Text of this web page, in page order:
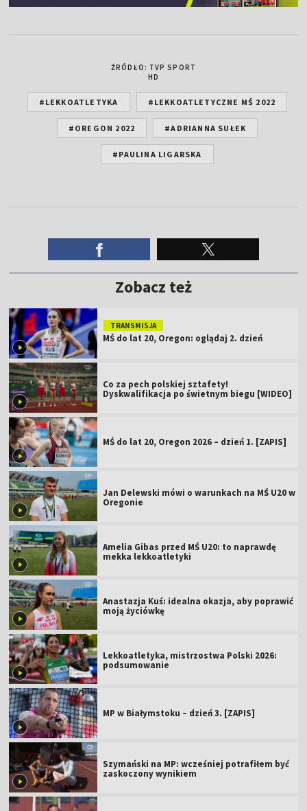
ŹRÓDŁO: TVP SPORT
HD
#LEKKOATLETYKA #LEKKOATLETYCZNE MŚ 2022
#OREGON 2022 #ADRIANNA SUŁEK
#PAULINA LIGARSKA
Zobacz też
TRANSMISJA
MŚ do lat 20, Oregon: oglądaj 2. dzień
Co za pech polskiej sztafety!
Dyskwalifikacja po świetnym biegu [WIDEO]
MŚ do lat 20, Oregon 2026 – dzień 1. [ZAPIS]
Jan Delewski mówi o warunkach na MŚ U20 w
Oregonie
Amelia Gibas przed MŚ U20: to naprawdę
mekka lekkoatletyki
Anastazja Kuś: idealna okazja, aby poprawić
moją życiówkę
Lekkoatletyka, mistrzostwa Polski 2026:
podsumowanie
MP w Białymstoku – dzień 3. [ZAPIS]
Szymański na MP: wcześniej potrafiłem być
zaskoczony wynikiem